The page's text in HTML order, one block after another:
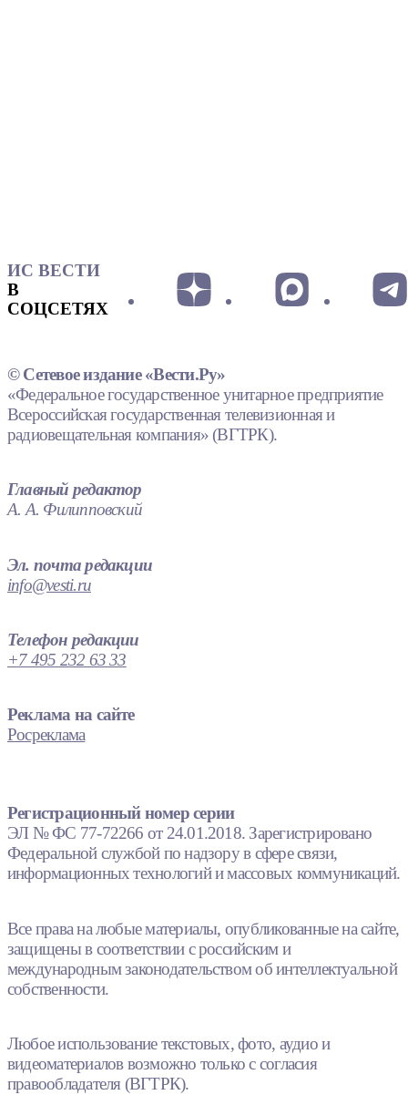
ИС ВЕСТИ
В
СОЦСЕТЯХ
© Сетевое издание «Вести.Ру»
«Федеральное государственное унитарное предприятие
Всероссийская государственная телевизионная и
радиовещательная компания» (ВГТРК).
Главный редактор
А. А. Филипповский
Эл. почта редакции
info@vesti.ru
Телефон редакции
+7 495 232 63 33
Реклама на сайте
Росреклама
Регистрационный номер серии
ЭЛ № ФС 77-72266 от 24.01.2018. Зарегистрировано
Федеральной службой по надзору в сфере связи,
информационных технологий и массовых коммуникаций.
Все права на любые материалы, опубликованные на сайте,
защищены в соответствии с российским и
международным законодательством об интеллектуальной
собственности.
Любое использование текстовых, фото, аудио и
видеоматериалов возможно только с согласия
правообладателя (ВГТРК).